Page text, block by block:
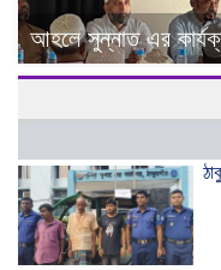
আহলে সুন্নাত এর